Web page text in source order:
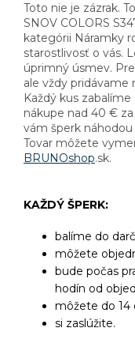
Toto nie je zázrak.
SNOV COLORS
kategórii Náramky
starostlivosť o vás.
úprimný úsmev.
ale vždy pridávame
Každý kus
nákupe nad 40 €
vám šperk
Tovar môžete
BRUNOshop.sk.
KAŽDÝ ŠPERK:
balíme do
môžete
bude počas
hodín od
môžete do 14
si zaslúžite.